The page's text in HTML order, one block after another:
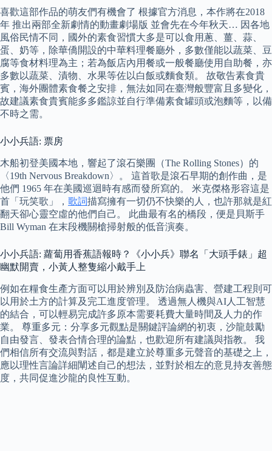
喜歡這部作品的萌友們有機會了 根據官方消息，本作將在2018
年 推出兩部全新劇情的動畫劇場版 並會先在今年秋天… 因各地
風俗民情不同，國外的素食習慣大多是可以食用蔥、薑、蒜、
蛋、奶等，除華僑開設的中華料理餐廳外，多數僅能以蔬菜、豆
腐等食材料理為主；若為飯店內用餐或一般餐廳使用自助餐，亦
多數以蔬菜、漬物、水果等佐以白飯或麵食類。 故敬告素食貴
賓，海外團體素食餐之安排，無法如同在臺灣般豐富且多變化，
故建議素食貴賓能多多鑑諒並自行準備素食罐頭或泡麵等，以備
不時之需。
小小兵語: 票房
木船初登美國本地，響起了滾石樂團（The Rolling Stones）的
〈19th Nervous Breakdown〉。 這首歌是滾石早期的創作曲，是
他們 1965 年在美國巡迴時有感而發所寫的。 米克傑格形容這是
首「玩笑歌」， 歌詞描寫擁有一切仍不快樂的人，也許那就是紅
翻天卻心靈空虛的他們自己。 此曲最有名的橋段，便是貝斯手
Bill Wyman 在末段機關槍掃射般的低音演奏。
小小兵語: 蘿蔔用香蕉語報時？《小小兵》聯名「大頭手錶」超
幽默開賣，小黃人整隻縮小戴手上
例如在糧食生產方面可以用於辨別及防治病蟲害、營建工程則可
以用於土方的計算及完工進度管理。 透過無人機與AI人工智慧
的結合，可以輕易完成許多原本需要耗費大量時間及人力的作
業。 尊重多元：分享多元觀點是關鍵評論網的初衷，沙龍鼓勵
自由發言、發表合情合理的論點，也歡迎所有建議與指教。 我
們相信所有交流與對話，都是建立於尊重多元聲音的基礎之上，
應以理性言論詳細闡述自己的想法，並對於相左的意見持友善態
度，共同促進沙龍的良性互動。